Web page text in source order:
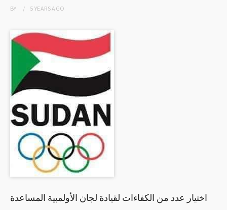
BY 5 YEARSAGO
اختيار عدد من الكفاءات لقيادة لجان الأولمبية المساعدة